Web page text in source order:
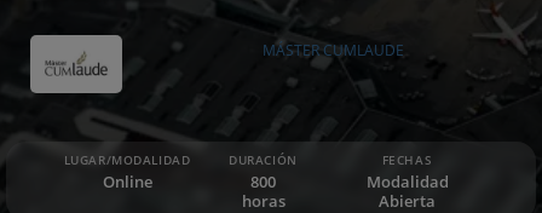
MÁSTER CUMLAUDE
LUGAR/MODALIDAD
Online
DURACIÓN
800
horas
FECHAS
Modalidad
Abierta